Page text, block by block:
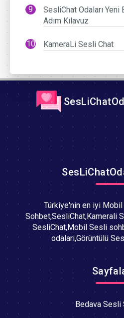
SesliChat Odaları Yeni
Adım Kılavuz
KameraLi Sesli Chat
Türkiye'nin en iyi
Sohbet,SesliChat,Kamerali
SesliChat,Mobil Sesli
odalari,Görüntülü
Bedava Sesli